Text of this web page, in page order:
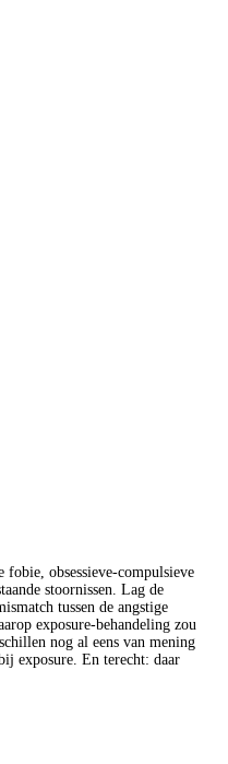
obsessieve-compulsieve
stoornissen. Lag de
tussen de angstige
exposure-behandeling zou
nog al eens van mening
exposure. En terecht: daar